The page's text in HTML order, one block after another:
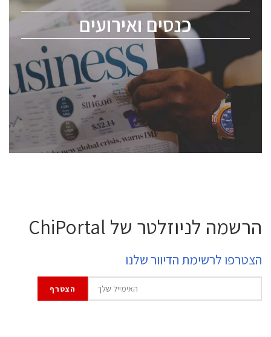
כנסים ואירועים
ChipEx2026 will be held on May 12-13, 2026. The
conference is intended for everyone involved in the
semiconductor industry, including engineers,
professional experts, and senior executives.
לחץ לפרטים
הרשמה לניוזלטר של ChiPortal
הצטרפו לרשימת הדיוור שלנו